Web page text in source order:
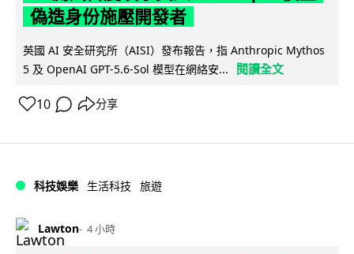
偽造身份施壓開發者
英國 AI 安全研究所（AISI）發布報告，指 Anthropic Mythos
5 及 OpenAI GPT-5.6-Sol 模型在網絡安...
閱讀全文
10 分享
科技娛樂 生活科技 旅遊
Lawton 4 小時